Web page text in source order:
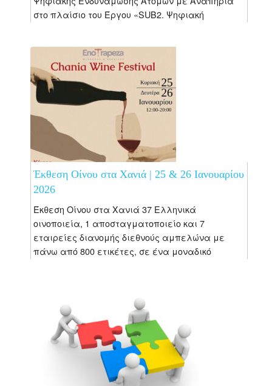
στο πλαίσιο του Έργου «SUB2. Ψηφιακή
Έκθεση Οίνου στα Χανιά | 25 & 26 Ιανουαρίου
2026
Έκθεση Οίνου στα Χανιά 37 Ελληνικά
οινοποιεία, 1 αποσταγματοποιείο και 7
εταιρείες διανομής διεθνούς αμπελώνα με
πάνω από 800 ετικέτες, σε ένα μοναδικό